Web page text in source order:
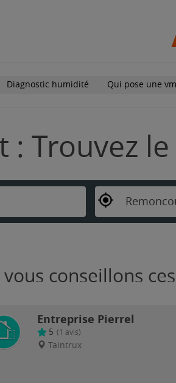
Diagnostic humidité Qui pose une
: Trouvez
vous conseillons
Entreprise Pierrel
5 (1 avis)
Taintrux